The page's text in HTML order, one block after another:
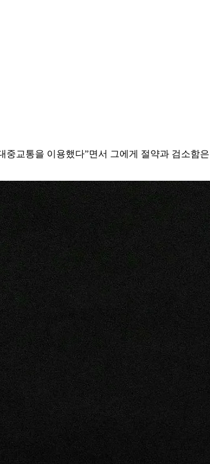
교통을 이용했다”면서 그에게 절약과 검소함